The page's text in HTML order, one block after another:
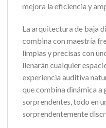
mejora la eficiencia y
La arquitectura de baja
combina con maestría
limpias y precisas con
llenarán cualquier
experiencia auditiva
que combina dinámica a
sorprendentes, todo en
sorprendentemente